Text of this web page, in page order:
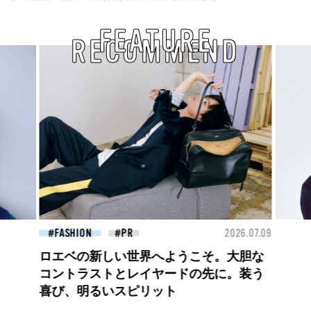
RECOMMEND
FEATURE
FASHION 2026.07.09
【PRADA × NI-KI(ENHYPEN)】時をかけ
る、ニューモード